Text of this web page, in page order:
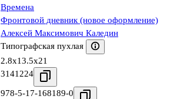
Времена
Фронтовой дневник (новое оформление)
Алексей Максимович Каледин
Типографская пухлая
2.8x13.5x21
3141224
978-5-17-168189-0